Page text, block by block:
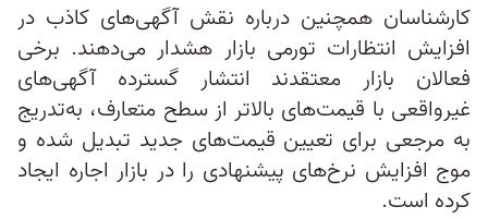
کارشناسان همچنین درباره نقش آگهی‌های کاذب در
افزایش انتظارات تورمی بازار هشدار می‌دهند. برخی
فعالان بازار معتقدند انتشار گسترده آگهی‌های
غیرواقعی با قیمت‌های بالاتر از سطح متعارف، به‌تدریج
به مرجعی برای تعیین قیمت‌های جدید تبدیل شده و
موج افزایش نرخ‌های پیشنهادی را در بازار اجاره ایجاد
کرده است.